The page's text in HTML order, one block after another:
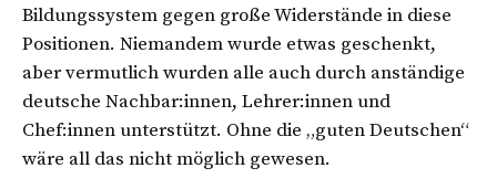
Bildungssystem gegen große Widerstände in diese
Positionen. Niemandem wurde etwas geschenkt,
aber vermutlich wurden alle auch durch anständige
deutsche Nachbar:innen, Lehrer:innen und
Chef:innen unterstützt. Ohne die „guten Deutschen“
wäre all das nicht möglich gewesen.